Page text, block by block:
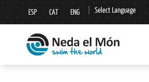
ESP CAT ENG Select Language
▼